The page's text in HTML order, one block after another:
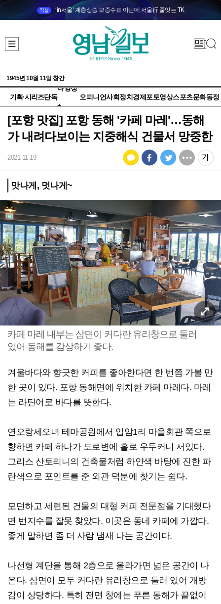
직설 ‘in서울’ 계층상승 보증수표 아닌데 서울行 줄잇는 TK
1945년 10월 11일 창간
기획·시리즈단독
다양성
+
오피니언사회정치 경제 포토영상스포츠문화동정
[포항 맛집] 포항 동해 '카페 마레'…동해
가 내려다보이는 지중해식 건물서 망중한
2021-11-19
맛나게, 멋나게~
카페 마레 내부는 삼면이 커다란 유리창으로 둘러
있어 동해를 감상하기 좋다.
겨울바다와 향긋한 커피를 좋아한다면 한 번쯤 가볼 만
한 곳이 있다. 포항 동해면에 위치한 카페 마레다. 마레
는 라틴어로 바다를 뜻한다.
연오랑세오녀 테마공원에서 입암1리 마을회관 쪽으로
향하면 카페 하나가 도로변에 홀로 우두커니 서있다.
그리스 산토리니의 건축물처럼 하얀색 바탕에 진한 파
란색으로 포인트를 준 외관 덕분에 찾기는 쉽다.
모던하고 세련된 건물의 대형 커피 전문점을 기대했다
면 번지수를 잘못 찾았다. 이곳은 동네 카페에 가깝다.
좋게 말하면 좀 더 사람 냄새 나는 공간이다.
나선형 계단을 통해 2층으로 올라가면 넓은 공간이 나
온다. 삼면이 모두 커다란 유리창으로 둘러 있어 개방
감이 상당하다. 특히 전면 창에는 푸른 동해가 끝없이